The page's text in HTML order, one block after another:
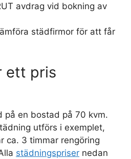
avdrag vid bokning av
städfirmor för att får
ett pris
på en bostad på 70 kvm.
utförs i exemplet,
ca. 3 timmar rengöring
städningspriser nedan